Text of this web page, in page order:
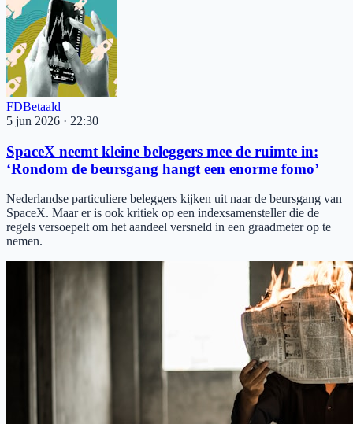
FDBetaald
5 jun 2026 · 22:30
SpaceX neemt kleine beleggers mee de ruimte in:
‘Rondom de beursgang hangt een enorme fomo’
Nederlandse particuliere beleggers kijken uit naar de beursgang van
SpaceX. Maar er is ook kritiek op een indexsamensteller die de
regels versoepelt om het aandeel versneld in een graadmeter op te
nemen.